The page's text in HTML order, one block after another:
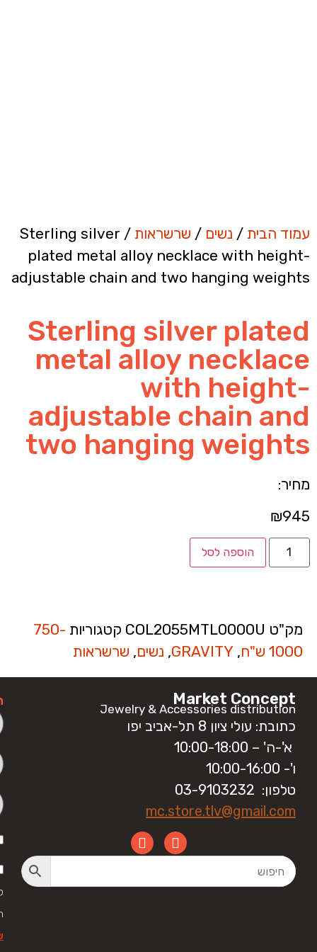
עמוד הבית / נשים / שרשראות
/ Sterling silver
plated metal alloy necklace with height-
adjustable chain and two hanging weights
Sterling silver plated
metal alloy necklace
with height-
adjustable chain and
two hanging weights
מחיר:
₪945
הוספה לסל
מק"ט COL2055MTL0000U קטגוריות 750-
1000 ש"ח
,
GRAVITY
, נשים, שרשראות
Market Concept
Jewelry & Accessories distribution
כתובת: עולי ציון 8 תל-אביב יפו
א'-ה' – 10:00-18:00
ו'- 10:00-16:00
טלפון: 03-9103232
mc.store.tlv@gmail.com